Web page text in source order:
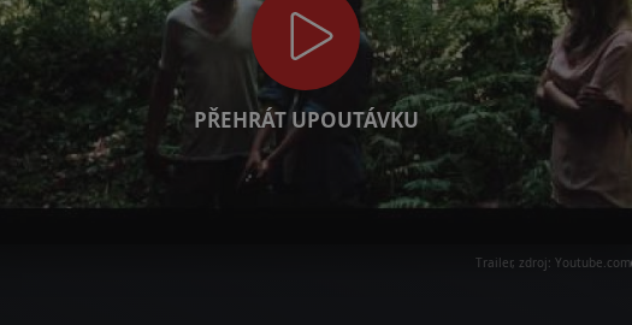
PŘEHRÁT UPOUTÁVKU
Trailer, zdroj: Youtube.com